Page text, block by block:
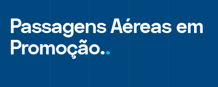
Passagens Aéreas em
Promoção..